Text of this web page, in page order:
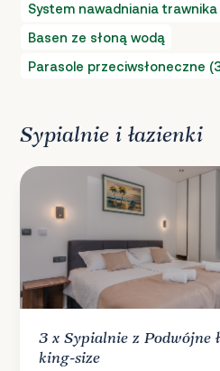
System nawadniania trawnika
Basen ze słoną wodą
Parasole przeciwsłoneczne
Sypialnie i łazienki
3 xSypialniez Podwójne
king-size